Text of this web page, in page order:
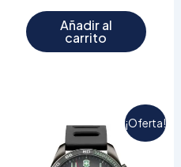
Añadir al
carrito
¡Oferta!
El
precio
El
precio